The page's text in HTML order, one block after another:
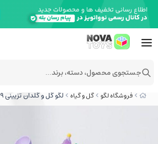
فروشگاه لگو گل و گیاه لگو گل و گلدان تزیینی ۵۳۹ قطعه ای
جستجوی محصول، دسته، برند...